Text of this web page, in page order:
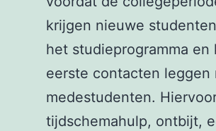
krijgen nieuwe
het studieprogramma en
eerste contacten leggen
medestudenten.
tijdschemahulp, ontbijt,